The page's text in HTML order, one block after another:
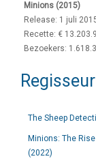
Minions (2015)
Release: 1 juli
Recette: €
Bezoekers:
Regisseur
The Sheep
Minions: The
(2022)